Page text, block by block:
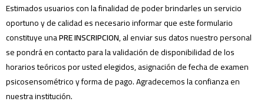
Estimados usuarios con la finalidad de poder brindarles un servicio
oportuno y de calidad es necesario informar que este formulario
constituye unaPRE INSCRIPCION, al enviar sus datos nuestro personal
se pondrá en contacto para la validación de disponibilidad de los
horarios teóricos por usted elegidos, asignación de fecha de examen
psicosensométrico y forma de pago. Agradecemos la confianza en
nuestra institución.